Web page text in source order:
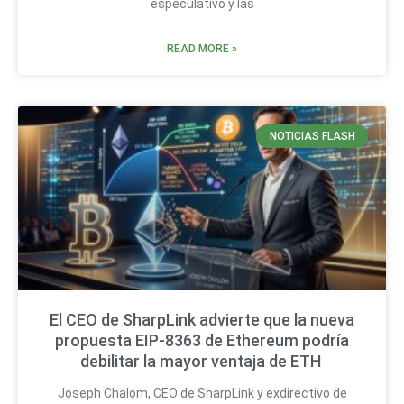
especulativo y las
READ MORE »
NOTICIAS FLASH
El CEO de SharpLink advierte que la nueva
propuesta EIP-8363 de Ethereum podría
debilitar la mayor ventaja de ETH
Joseph Chalom, CEO de SharpLink y exdirectivo de